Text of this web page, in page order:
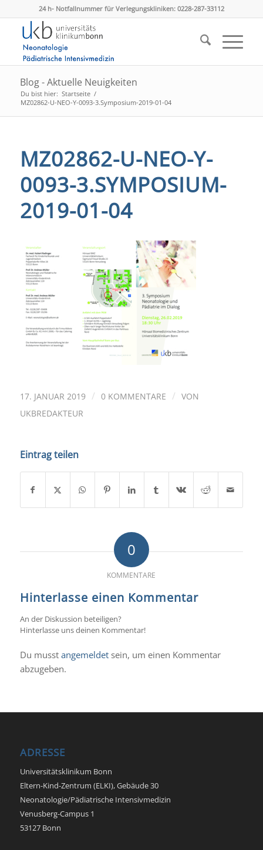
24 h- Notfallnummer für Verlegungskliniken: 0228-287-33112
Blog - Aktuelle Neuigkeiten
Du bist hier: Startseite /
MZ02862-U-NEO-Y-0093-3.Symposium-2019-01-04
MZ02862-U-NEO-Y-
0093-3.SYMPOSIUM-
2019-01-04
17. JANUAR 2019 / 0 KOMMENTARE / VON
UKBREDAKTEUR
Eintrag teilen
0
KOMMENTARE
Hinterlasse einen Kommentar
An der Diskussion beteiligen?
Hinterlasse uns deinen Kommentar!
Du musst angemeldetsein, um einen Kommentar
abzugeben.
ADRESSE
Universitätsklinikum Bonn
Eltern-Kind-Zentrum (ELKI), Gebäude 30
Neonatologie/Pädiatrische Intensivmedizin
Venusberg-Campus 1
53127 Bonn